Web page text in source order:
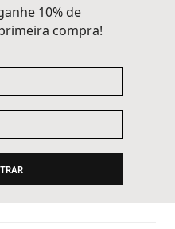
10% de
compra!